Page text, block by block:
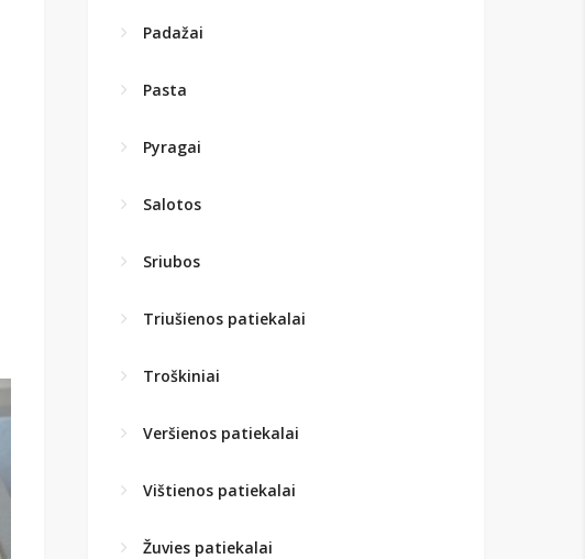
Padažai
Pasta
Pyragai
Salotos
Sriubos
Triušienos patiekalai
Troškiniai
Veršienos patiekalai
Vištienos patiekalai
Žuvies patiekalai